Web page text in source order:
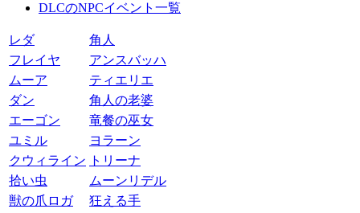
DLCのNPCイベント一覧
レダ
角人
フレイヤ
アンスバッハ
ムーア
ティエリエ
ダン
角人の老婆
エーゴン
竜餐の巫女
ユミル
ヨラーン
クウィライン
トリーナ
拾い虫
ムーンリデル
獣の爪ロガ
狂える手